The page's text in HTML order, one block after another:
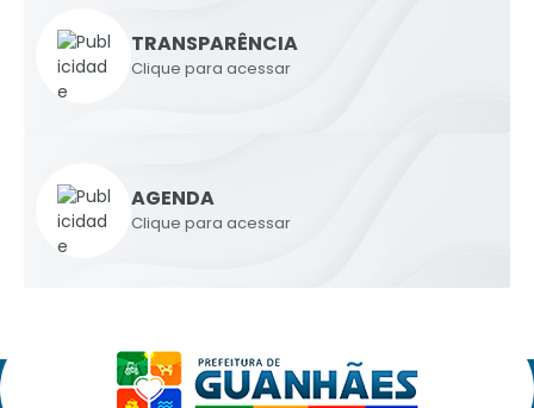
TRANSPARÊNCIA
Clique para acessar
AGENDA
Clique para acessar